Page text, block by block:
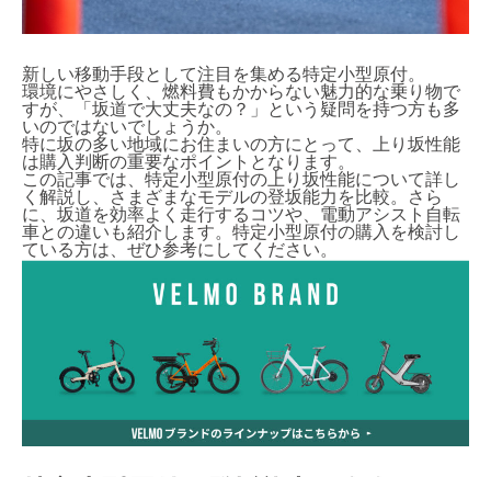
新しい移動手段として注目を集める特定小型原付。
環境にやさしく、燃料費もかからない魅力的な乗り物で
すが、「坂道で大丈夫なの？」という疑問を持つ方も多
いのではないでしょうか。
特に坂の多い地域にお住まいの方にとって、上り坂性能
は購入判断の重要なポイントとなります。
この記事では、特定小型原付の上り坂性能について詳し
く解説し、さまざまなモデルの登坂能力を比較。さら
に、坂道を効率よく走行するコツや、電動アシスト自転
車との違いも紹介します。特定小型原付の購入を検討し
ている方は、ぜひ参考にしてください。